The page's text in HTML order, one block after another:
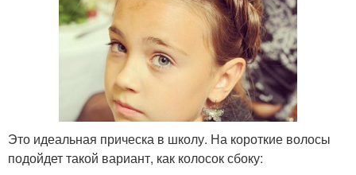
Это идеальная прическа в школу. На короткие волосы
подойдет такой вариант, как колосок сбоку: